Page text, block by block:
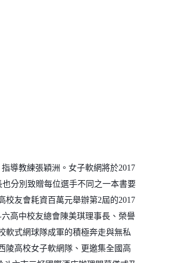
導教練張穎洲。女子軟網將於2017
分別致贈每位選手不同之一本書要
校友會耗資百萬元舉辦第2屆的2017
高中校友總會陳美琪理事長、榮譽
軟式網球隊成軍的積極奔走與無私
陵高校女子軟網隊、更邀集全國高